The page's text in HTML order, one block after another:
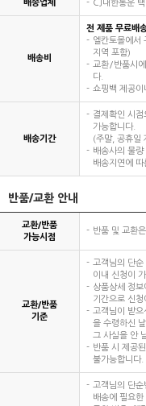
배송업체 CJ대한통운 택
배송비
전 제품 무료배
엘칸토몰에서
지역 포함)
교환/반품시
다.
쇼핑백 제공이
배송기간
결제확인 시
가능합니다.
(주말, 공휴일
배송사의 물
배송지연에
반품/교환 안내
교환/반품
가능시점
반품 및 교환
교환/반품
기준
고객님의 단
이내 신청이
상품상세 정
기간으로 신청
고객님이 받
을 수령하신
그 사실을 안
반품 시 제공
불가능합니다.
고객님의 단
배송에 필요